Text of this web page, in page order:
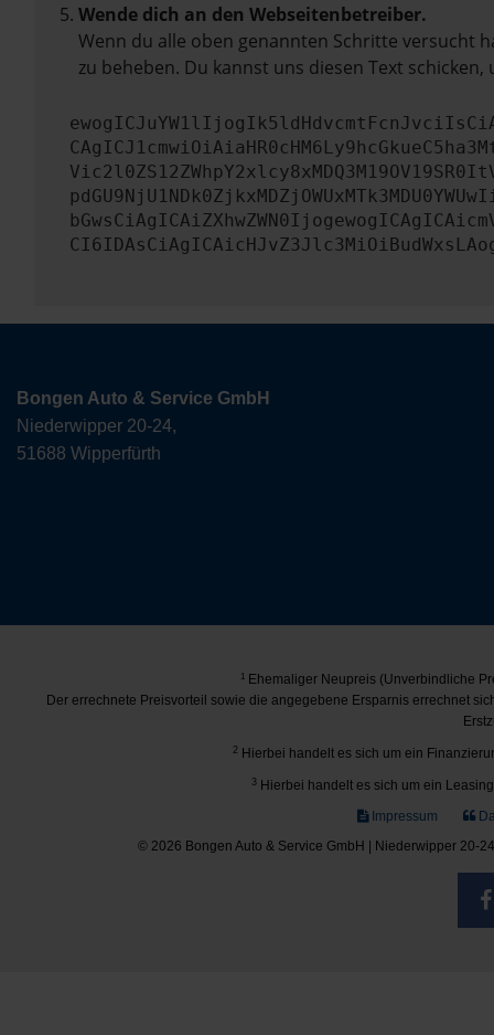
Wende dich an den Webseitenbetreiber.
Wenn du alle oben genannten Schritte versucht
zu beheben. Du kannst uns diesen Text
Bongen Auto & Service GmbH
Niederwipper 20-24,
51688 Wipperfürth
1Ehemaliger Neupreis (Unverbindliche
Der errechnete Preisvorteil sowie die angegebene Ersparnis errechnet
2 Hierbei handelt es sich um ein
3 Hierbei handelt es sich um ein
Impressum
© 2026 Bongen Auto & Service GmbH | Niederwipper 20-